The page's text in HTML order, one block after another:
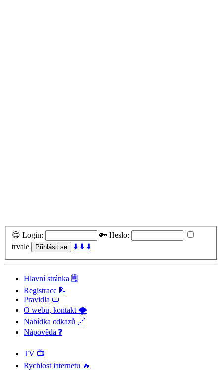
😋 Login:
🔑 Heslo:
trvale
⬇️ ⬇️ ⬇️
Hlavní stránka 🗒️
Registrace 📝
Pravidla 📜
O webu, kontakt 🌪️
Nabídka odkazů 🔗
Nápověda ❓
TV 📺
Rychlost internetu 🔥